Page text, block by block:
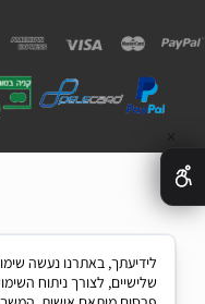
שלישיים, לצורך ניתוח